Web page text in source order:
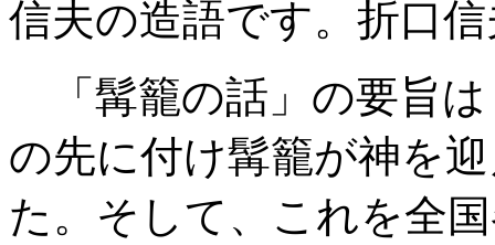
信夫の造語です。折口
「髯籠の話」の要旨
の先に付け髯籠が神を
た。そして、これを全